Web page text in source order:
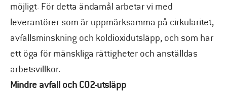
möjligt. För detta ändamål arbetar vi med
leverantörer som är uppmärksamma på cirkularitet,
avfallsminskning och koldioxidutsläpp, och som har
ett öga för mänskliga rättigheter och anställdas
arbetsvillkor.
Mindre avfall och CO2-utsläpp